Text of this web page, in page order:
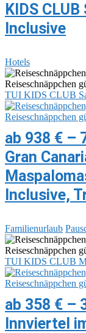
KIDS
Inclusive
Hotels
TUI KIDS CLUB
ab 938 € –
Gran
Inclusive,
Familienurlaub
TUI KIDS CLUB
ab 358 € –
Innviertel